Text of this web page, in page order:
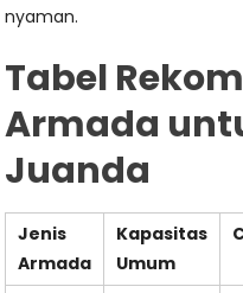
nyaman.
Tabel
Armada
Juanda
Jenis
Armada
Kapasitas
Umum